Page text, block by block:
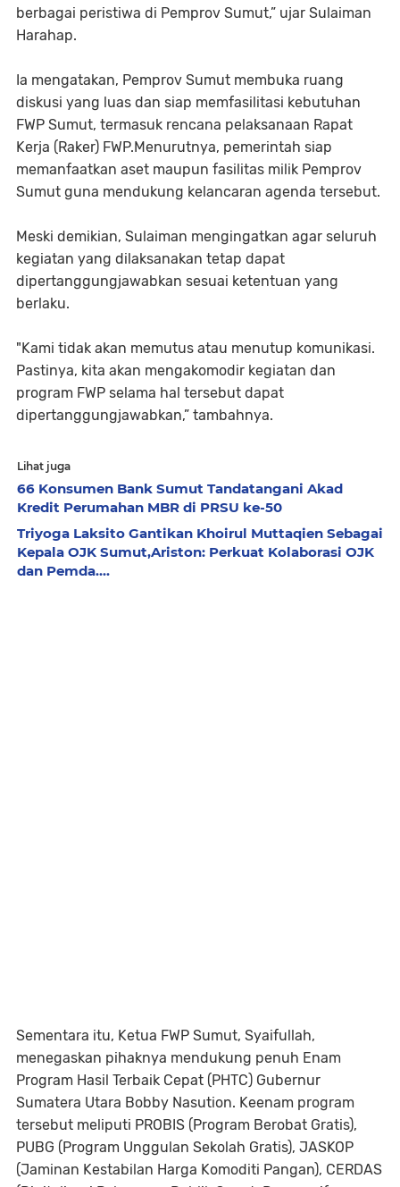
berbagai peristiwa di Pemprov Sumut,” ujar Sulaiman
Harahap.
Ia mengatakan, Pemprov Sumut membuka ruang
diskusi yang luas dan siap memfasilitasi kebutuhan
FWP Sumut, termasuk rencana pelaksanaan Rapat
Kerja (Raker) FWP.Menurutnya, pemerintah siap
memanfaatkan aset maupun fasilitas milik Pemprov
Sumut guna mendukung kelancaran agenda tersebut.
Meski demikian, Sulaiman mengingatkan agar seluruh
kegiatan yang dilaksanakan tetap dapat
dipertanggungjawabkan sesuai ketentuan yang
berlaku.
"Kami tidak akan memutus atau menutup komunikasi.
Pastinya, kita akan mengakomodir kegiatan dan
program FWP selama hal tersebut dapat
dipertanggungjawabkan,” tambahnya.
Lihat juga
66 Konsumen Bank Sumut Tandatangani Akad
Kredit Perumahan MBR di PRSU ke-50
Triyoga Laksito Gantikan Khoirul Muttaqien Sebagai
Kepala OJK Sumut,Ariston: Perkuat Kolaborasi OJK
dan Pemda....
Sementara itu, Ketua FWP Sumut, Syaifullah,
menegaskan pihaknya mendukung penuh Enam
Program Hasil Terbaik Cepat (PHTC) Gubernur
Sumatera Utara Bobby Nasution. Keenam program
tersebut meliputi PROBIS (Program Berobat Gratis),
PUBG (Program Unggulan Sekolah Gratis), JASKOP
(Jaminan Kestabilan Harga Komoditi Pangan), CERDAS